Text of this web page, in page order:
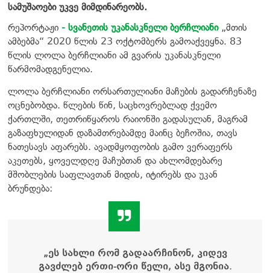
სამუშაოები უკვე მიმდინარეობს.
რეპორტაჟი - სვანეთის უკანასკნელი ბერჩლიანი„მთის
ამბებმა“ 2020 წლის 23 ოქტომბერს გამოაქვეყნა. 83
წლის ლოლა ბერჩლიანი ამ გვარის უკანასკნელი
წარმომადგენელია.
ლოლა ბერჩლიანი ორსართულიანი მაჩუბის გადარჩენაზე
ოცნებობდა. წლების წინ, საცხოვრებლად ქვემო
ქართლში, თეთრიწყაროს რაიონში გადასულან, მაგრამ
გაზაფხულიდან დაზამთრებამდე მაინც ბეჩოშია, თავს
ნათესავს აფარებს. ავადმყოფობის გამო ვერაფერს
აკეთებს, ყოველდღე მაჩუბთან და ახლომდებარე
მშობლების საფლავთან მიდის, იტირებს და უკან
ბრუნდება:
„ეს სახლი რომ გადაარჩინონ, კიდევ
გავძლებ ერთი-ორი წელი, ასე მგონია.